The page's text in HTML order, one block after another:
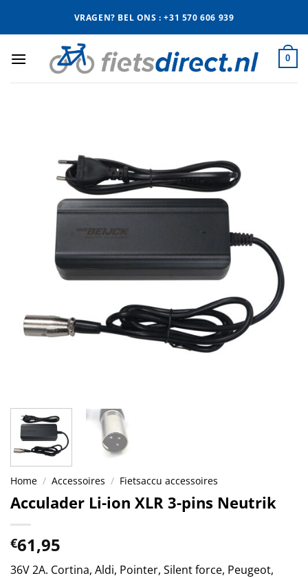
VRAGEN? BEL ONS : +31 570 606 939
0
Home / Accessoires / Fietsaccu accessoires
Acculader Li-ion XLR 3-pins Neutrik
€61,95
36V 2A. Cortina, Aldi, Pointer, Silent force, Peugeot,